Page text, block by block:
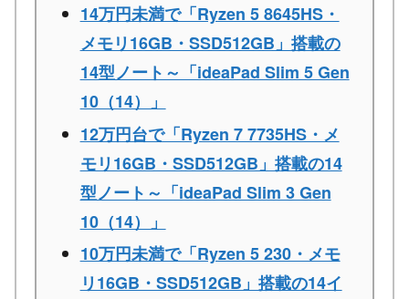
14万円未満で「Ryzen 5 8645HS・
メモリ16GB・SSD512GB」搭載の
14型ノート～「ideaPad Slim 5 Gen
10（14）」
12万円台で「Ryzen 7 7735HS・メ
モリ16GB・SSD512GB」搭載の14
型ノート～「ideaPad Slim 3 Gen
10（14）」
10万円未満で「Ryzen 5 230・メモ
リ16GB・SSD512GB」搭載の14イ